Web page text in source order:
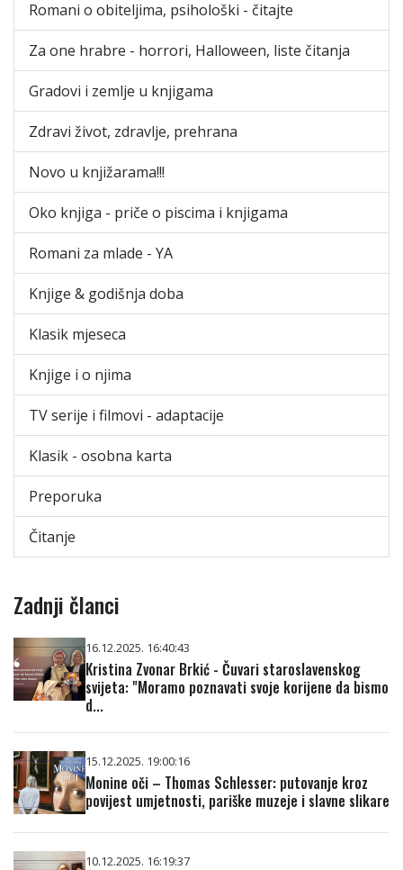
Romani o obiteljima, psihološki - čitajte
Za one hrabre - horrori, Halloween, liste čitanja
Gradovi i zemlje u knjigama
Zdravi život, zdravlje, prehrana
Novo u knjižarama!!!
Oko knjiga - priče o piscima i knjigama
Romani za mlade - YA
Knjige & godišnja doba
Klasik mjeseca
Knjige i o njima
TV serije i filmovi - adaptacije
Klasik - osobna karta
Preporuka
Čitanje
Zadnji članci
16.12.2025. 16:40:43
Kristina Zvonar Brkić - Čuvari staroslavenskog
svijeta: "Moramo poznavati svoje korijene da bismo
d...
15.12.2025. 19:00:16
Monine oči – Thomas Schlesser: putovanje kroz
povijest umjetnosti, pariške muzeje i slavne slikare
10.12.2025. 16:19:37